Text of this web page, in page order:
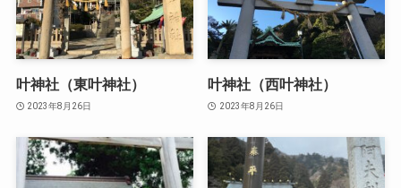
叶神社（東叶神社）
2023年8月26日
叶神社（西叶神社）
2023年8月26日